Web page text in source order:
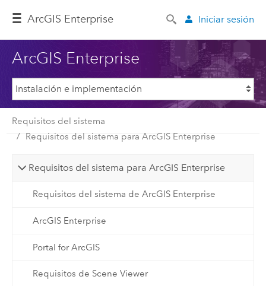
ArcGIS Enterprise Iniciar sesión
ArcGIS Enterprise
Requisitos del sistema
Requisitos del sistema para ArcGIS Enterprise
Requisitos del sistema para ArcGIS Enterprise
Requisitos del sistema de ArcGIS Enterprise
ArcGIS Enterprise
Portal for ArcGIS
Requisitos de Scene Viewer